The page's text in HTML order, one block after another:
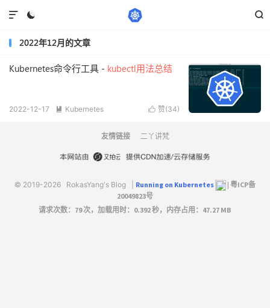



2022年12月的文章
Kubernetes命令行工具 - kubectl用法总结
 赞(34)
2022-12-17  Kubernetes
友情链接 二丫讲梵
© 2019-2026 RokasYang's Blog Running on Kubernetes | 粤ICP备
20049823号
请求次数：79 次，加载用时：0.392 秒，内存占用：47.27 MB